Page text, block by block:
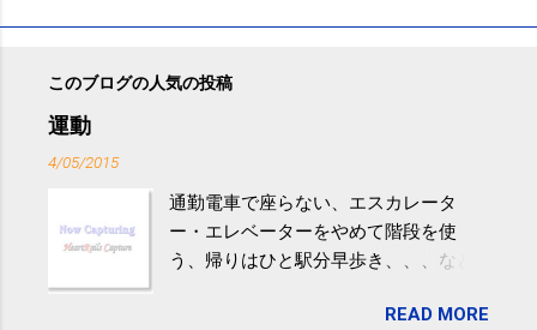
このブログの人気の投稿
運動
4/05/2015
通勤電車で座らない、エスカレータ
ー・エレベーターをやめて階段を使
う、帰りはひと駅分早歩き、、、など
やすい。 スポーツウェア・シューズで
READ MORE